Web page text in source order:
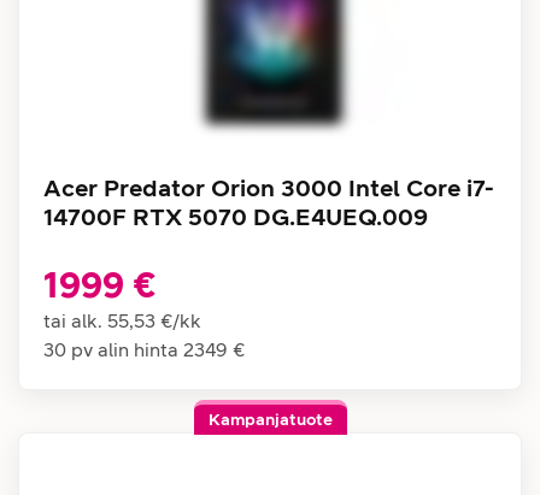
Acer Predator Orion 3000 Intel Core i7-
14700F RTX 5070 DG.E4UEQ.009
1999 €
tai alk. 55,53 €/kk
30 pv alin hinta 2349 €
Kampanjatuote